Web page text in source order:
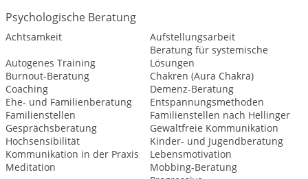
Psychologische Beratung
Achtsamkeit
Aufstellungsarbeit
Autogenes Training
Beratung für systemische
Lösungen
Burnout-Beratung
Chakren (Aura Chakra)
Coaching
Demenz-Beratung
Ehe- und Familienberatung
Entspannungsmethoden
Familienstellen
Familienstellen nach Hellinger
Gesprächsberatung
Gewaltfreie Kommunikation
Hochsensibilität
Kinder- und Jugendberatung
Kommunikation in der Praxis
Lebensmotivation
Meditation
Mobbing-Beratung